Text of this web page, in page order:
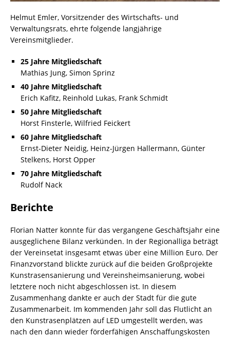
Helmut Emler, Vorsitzender des Wirtschafts- und
Verwaltungsrats, ehrte folgende langjährige
Vereinsmitglieder.
25 Jahre Mitgliedschaft
Mathias Jung, Simon Sprinz
40 Jahre Mitgliedschaft
Erich Kafitz, Reinhold Lukas, Frank Schmidt
50 Jahre Mitgliedschaft
Horst Finsterle, Wilfried Feickert
60 Jahre Mitgliedschaft
Ernst-Dieter Neidig, Heinz-Jürgen Hallermann, Günter
Stelkens, Horst Opper
70 Jahre Mitgliedschaft
Rudolf Nack
Berichte
Florian Natter konnte für das vergangene Geschäftsjahr eine
ausgeglichene Bilanz verkünden. In der Regionalliga beträgt
der Vereinsetat insgesamt etwas über eine Million Euro. Der
Finanzvorstand blickte zurück auf die beiden Großprojekte
Kunstrasensanierung und Vereinsheimsanierung, wobei
letztere noch nicht abgeschlossen ist. In diesem
Zusammenhang dankte er auch der Stadt für die gute
Zusammenarbeit. Im kommenden Jahr soll das Flutlicht an
den Kunstrasenplätzen auf LED umgestellt werden, was
nach den dann wieder förderfähigen Anschaffungskosten